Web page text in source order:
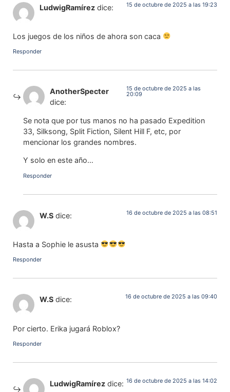
LudwigRamírez dice: 15 de octubre de 2025 a las 19:23
Los juegos de los niños de ahora son caca
Responder
AnotherSpecter
dice:
15 de octubre de 2025 a las
20:09
Se nota que por tus manos no ha pasado Expedition
33, Silksong, Split Fiction, Silent Hill F, etc, por
mencionar los grandes nombres.
Y solo en este año…
Responder
W.S dice: 16 de octubre de 2025 a las 08:51
Hasta a Sophie le asusta
Responder
W.S dice: 16 de octubre de 2025 a las 09:40
Por cierto. Erika jugará Roblox?
Responder
LudwigRamírez dice: 16 de octubre de 2025 a las 14:02